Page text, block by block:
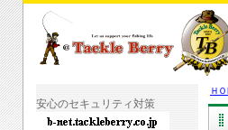
ＨＯ
安心のセキュリティ対策